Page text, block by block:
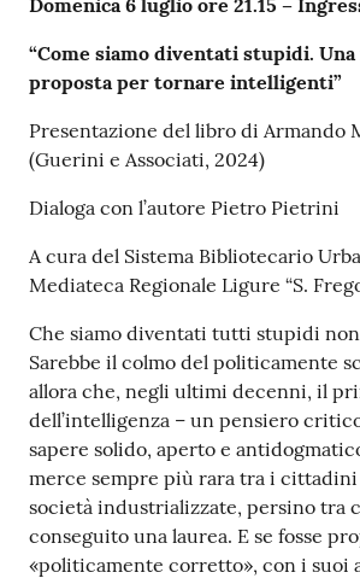
Domenica 6 luglio ore 21.15 –
“Come siamo diventati stupidi.
proposta per tornare intelligenti”
Presentazione del libro di Armando
(Guerini e Associati, 2024)
Dialoga con l’autore Pietro Pietrini
A cura del Sistema Bibliotecario
Mediateca Regionale Ligure “S.
Che siamo diventati tutti stupidi
Sarebbe il colmo del politicamente
allora che, negli ultimi decenni, il
dell’intelligenza – un pensiero
sapere solido, aperto e
merce sempre più rara tra i
società industrializzate, persino tra
conseguito una laurea. E se fosse
«politicamente corretto», con i suoi